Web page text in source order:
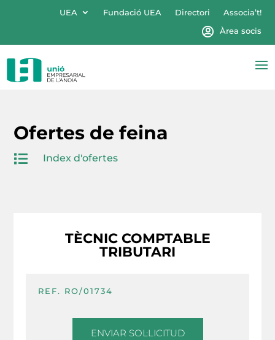
UEA Fundació UEA Directori
Associa’t!
Àrea socis
Ofertes de feina
 Index d'ofertes
TÈCNIC COMPTABLE
TRIBUTARI
REF. RO/01734
ENVIAR SOL·LICITUD